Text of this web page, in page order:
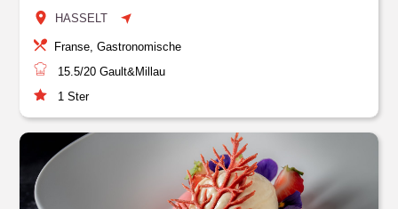
HASSELT
Franse, Gastronomische
15.5/20 Gault&Millau
1 Ster